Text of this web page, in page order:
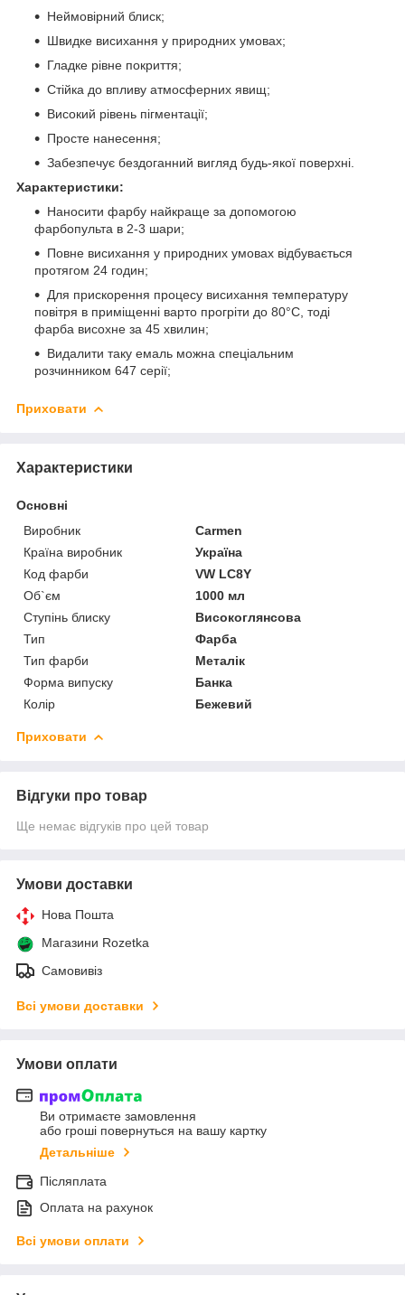
Неймовірний блиск;
Швидке висихання у природних умовах;
Гладке рівне покриття;
Стійка до впливу атмосферних явищ;
Високий рівень пігментації;
Просте нанесення;
Забезпечує бездоганний вигляд будь-якої поверхні.
Характеристики:
Наносити фарбу найкраще за допомогою
фарбопульта в 2-3 шари;
Повне висихання у природних умовах відбувається
протягом 24 годин;
Для прискорення процесу висихання температуру
повітря в приміщенні варто прогріти до 80°C, тоді
фарба висохне за 45 хвилин;
Видалити таку емаль можна спеціальним
розчинником 647 серії;
Приховати
Характеристики
Основні
Виробник
Carmen
Країна виробник
Україна
Код фарби
VW LC8Y
Об`єм
1000 мл
Ступінь блиску
Високоглянсова
Тип
Фарба
Тип фарби
Металік
Форма випуску
Банка
Колір
Бежевий
Приховати
Відгуки про товар
Ще немає відгуків про цей товар
Умови доставки
Нова Пошта
Магазини Rozetka
Самовивіз
Всі умови доставки
Умови оплати
Ви отримаєте замовлення
або гроші повернуться на вашу картку
Детальніше
Післяплата
Оплата на рахунок
Всі умови оплати